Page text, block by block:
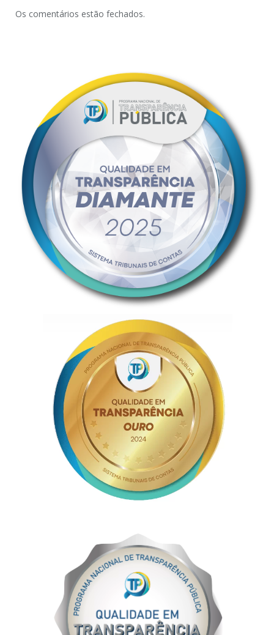
Os comentários estão fechados.